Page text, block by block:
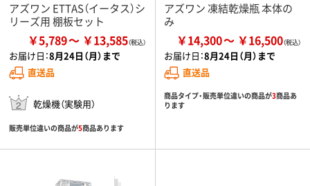
アズワン ETTAS（イータス）シ
リーズ用 棚板セット
￥5,789 ￥13,585
お届け日：8月24日（月）まで
直送品
乾燥機（実験用）
販売単位違いの商品が5商品あります
アズワン 凍結乾燥瓶 本体の
み
￥14,300 ￥16,500
お届け日：8月24日（月）まで
直送品
商品タイプ・販売単位違いの商品が3商品あ
ります